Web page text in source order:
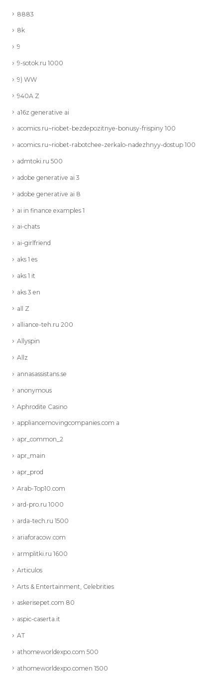
8883
8k
9
9-sotok.ru 1000
9) WW
940A Z
a16z generative ai
acomics.ru~riobet-bezdepozitnye-bonusy-frispiny 100
acomics.ru~riobet-rabotchee-zerkalo-nadezhnyy-dostup 100
admtoki.ru 500
adobe generative ai 3
adobe generative ai 8
ai in finance examples 1
ai-chats
ai-girlfriend
aks 1 es
aks 1 it
aks 3 en
all Z
alliance-teh.ru 200
Allyspin
Allz
annasassistans.se
anonymous
Aphrodite Casino
appliancemovingcompanies.com a
apr_common_2
apr_main
apr_prod
Arab-Top10.com
ard-pro.ru 1000
arda-tech.ru 1500
ariaforacow.com
armplitki.ru 1600
Articulos
Arts & Entertainment, Celebrities
askerisepet.com 80
aspic-caserta.it
AT
athomeworldexpo.com 500
athomeworldexpo.comen 1500